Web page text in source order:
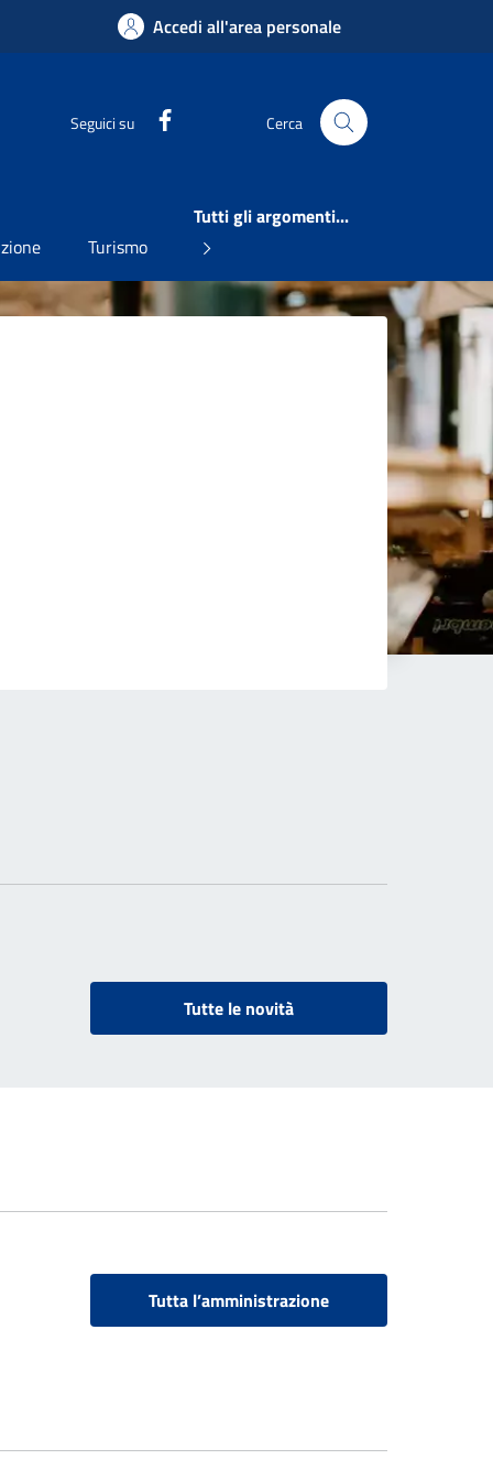
Accedi all'area personale
Seguici su Cerca
Turismo
Tutti gli argomenti...
Tutte le novità
Tutta l’amministrazione